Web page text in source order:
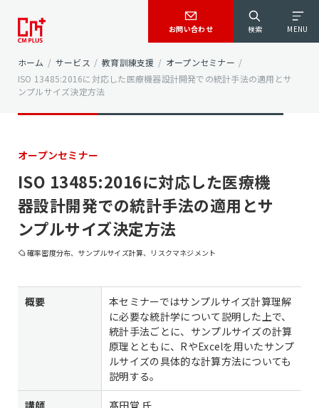
検索 MENU
お問い合わせ
ホーム / サービス / 教育訓練支援 / オープンセミナー /
ISO 13485:2016に対応した医療機器設計開発での統計手法の適用とサ
ンプルサイズ決定方法
オープンセミナー
ISO 13485:2016に対応した医療機
器設計開発での統計手法の適用とサ
ンプルサイズ決定方法
確率密度分布、サンプルサイズ計算、リスクマネジメント
概要
本セミナーではサンプルサイズ計算理解
に必要な統計学について説明した上で、
統計手法ごとに、サンプルサイズの計算
原理とともに、RやExcelを用いたサンプ
ルサイズの具体的な計算方法についても
説明する。
講師 髙田覚 氏